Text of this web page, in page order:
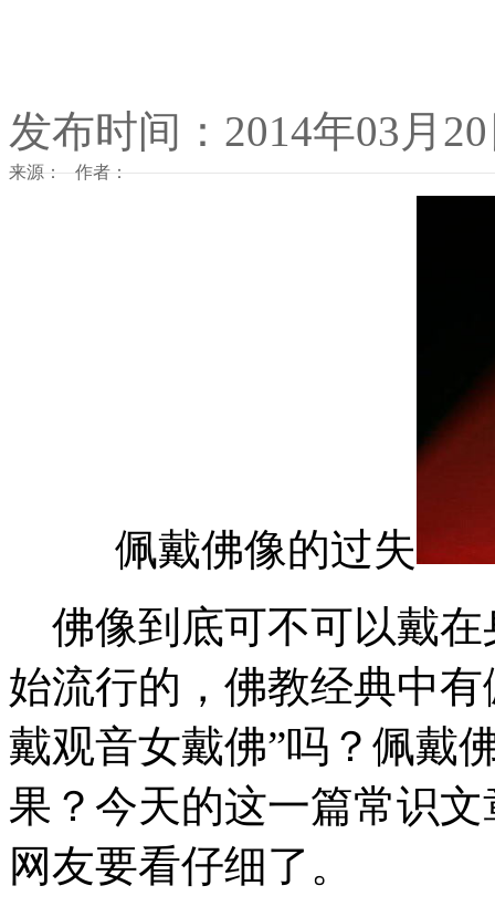
发布时间：2014年03月
来源： 作者：
佩戴佛像的过失
佛像到底可不可以戴在
始流行的，佛教经典中
戴观音女戴佛”吗？佩戴
果？今天的这一篇常识
网友要看仔细了。